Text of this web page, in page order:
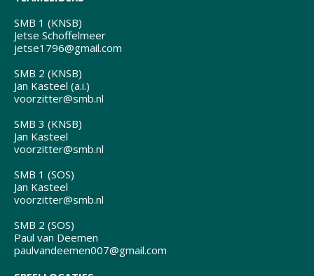
SMB 1 (KNSB)
Jetse Schoffelmeer
jetse1796@gmail.com
SMB 2 (KNSB)
Jan Kasteel (a.i.)
voorzitter@smb.nl
SMB 3 (KNSB)
Jan Kasteel
voorzitter@smb.nl
SMB 1 (SOS)
Jan Kasteel
voorzitter@smb.nl
SMB 2 (SOS)
Paul van Deemen
paulvandeemen007@gmail.com